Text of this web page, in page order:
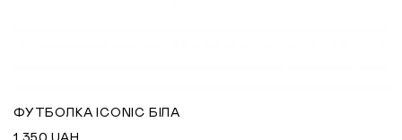
ФУТБОЛКА ICONIC БІЛА